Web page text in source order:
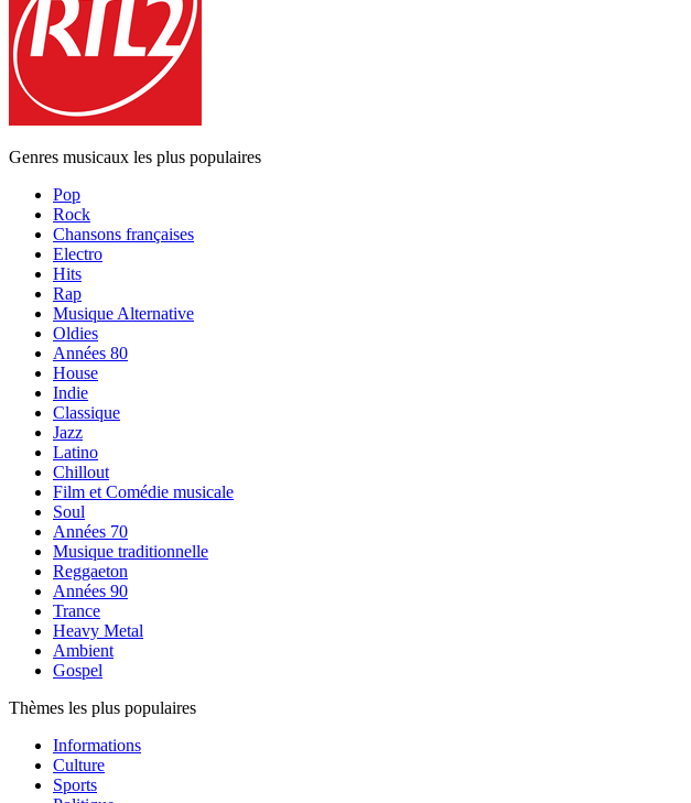
Genres musicaux les plus populaires
Pop
Rock
Chansons françaises
Electro
Hits
Rap
Musique Alternative
Oldies
Années 80
House
Indie
Classique
Jazz
Latino
Chillout
Film et Comédie musicale
Soul
Années 70
Musique traditionnelle
Reggaeton
Années 90
Trance
Heavy Metal
Ambient
Gospel
Thèmes les plus populaires
Informations
Culture
Sports